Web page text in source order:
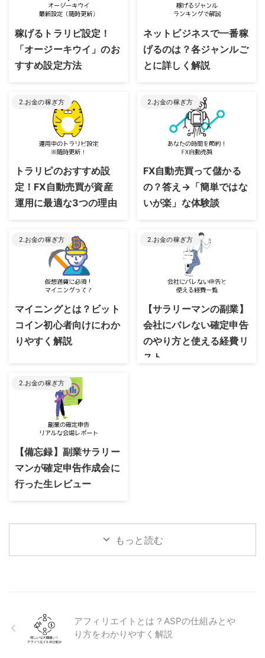
2023/8/24
稼げるトラリピ設定！
「オージーキウイ」のお
すすめ設定方法
2023/8/24
ネットビジネスで一番稼
げるのは？各ジャンルご
とに詳しく解説
2.お金の稼ぎ方
2023/8/24
トラリピのおすすめ設
定！FX自動売買が資産
運用に最適な3つの理由
2.お金の稼ぎ方
2023/8/24
FX自動売買って儲かる
の？答え→「簡単ではな
いが楽」な体験談
2.お金の稼ぎ方
2023/8/24
マイニングとは？ビット
コイン初心者向けにわか
りやすく解説
2.お金の稼ぎ方
2023/6/23
【サラリーマンの副業】
会社にバレない確定申告
のやり方と使える経費リ
スト
2.お金の稼ぎ方
2023/8/30
【備忘録】副業サラリー
マンが確定申告作成会に
行った生レビュー
もっと読む
アフィリエイトとは？ASPの仕組みとや
り方をわかりやすく解説